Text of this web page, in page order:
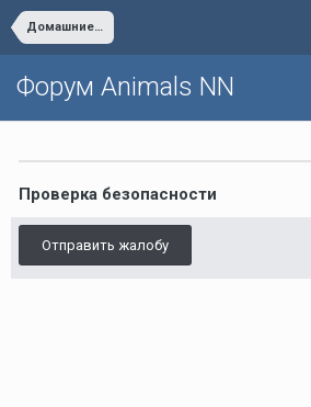
Домашние хорьки
Форум Animals NN
Проверка безопасности
Отправить жалобу